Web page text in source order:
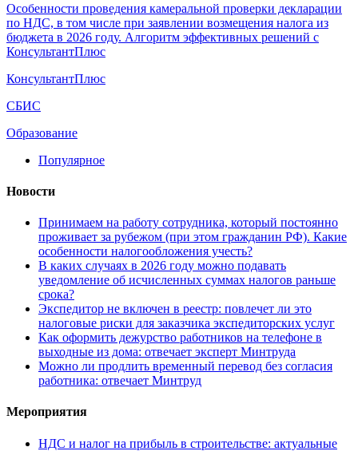
Особенности проведения камеральной проверки декларации
по НДС, в том числе при заявлении возмещения налога из
бюджета в 2026 году. Алгоритм эффективных решений с
КонсультантПлюс
КонсультантПлюс
СБИС
Образование
Популярное
Новости
Принимаем на работу сотрудника, который постоянно
проживает за рубежом (при этом гражданин РФ). Какие
особенности налогообложения учесть?
В каких случаях в 2026 году можно подавать
уведомление об исчисленных суммах налогов раньше
срока?
Экспедитор не включен в реестр: повлечет ли это
налоговые риски для заказчика экспедиторских услуг
Как оформить дежурство работников на телефоне в
выходные из дома: отвечает эксперт Минтруда
Можно ли продлить временный перевод без согласия
работника: отвечает Минтруд
Мероприятия
НДС и налог на прибыль в строительстве: актуальные